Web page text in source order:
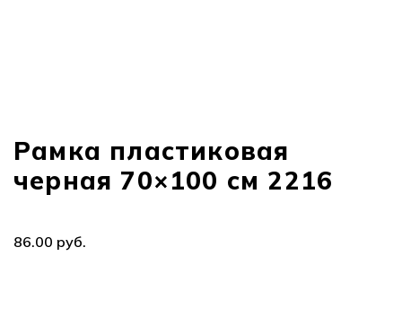
Рамка пластиковая
черная 70×100 см 2216
86.00 руб.